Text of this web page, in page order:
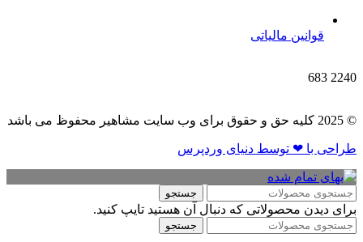
قوانین مالیاتی
2240
683
© 2025 کلیه حق و حقوق برای وب سایت مشاهیر محفوظ می باشد
طراحی با ❤ توسط​ دنیای وردپرس
جستجو
برای دیدن محصولاتی که دنبال آن هستید تایپ کنید.
جستجو